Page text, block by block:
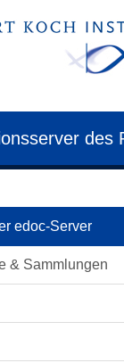
des
edoc-Server
& Sammlungen